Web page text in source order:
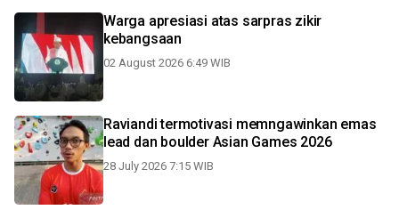
Warga apresiasi atas sarpras zikir
kebangsaan
02 August 2026 6:49 WIB
Raviandi termotivasi memngawinkan emas
lead dan boulder Asian Games 2026
28 July 2026 7:15 WIB